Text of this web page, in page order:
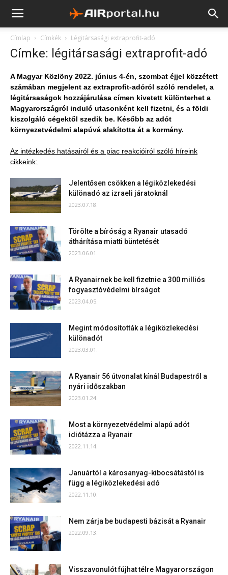
Címlap Címkék Légitársasági extraprofit-adó
Címke: légitársasági extraprofit-adó
A Magyar Közlöny 2022. június 4-én, szombat éjjel közzétett
számában megjelent az extraprofit-adóról szóló rendelet, a
légitársaságok hozzájárulása címen kivetett különterhet a
Magyarországról induló utasonként kell fizetni, és a földi
kiszolgáló cégektől szedik be. Később az adót
környezetvédelmi alapúvá alakította át a kormány.
Az intézkedés hatásairól és a piac reakcióiról szóló híreink
cikkeink:
Jelentősen csökken a légiközlekedési
különadó az izraeli járatoknál
2023.07.18.
Törölte a bíróság a Ryanair utasadó
áthárítása miatti büntetését
2023.06.01.
A Ryanairnek be kell fizetnie a 300 milliós
fogyasztóvédelmi bírságot
2023.04.05.
Megint módosították a légiközlekedési
különadót
2023.03.01.
A Ryanair 56 útvonalat kínál Budapestről a
nyári időszakban
2023.01.24.
Most a környezetvédelmi alapú adót
idiótázza a Ryanair
2022.11.14.
Januártól a károsanyag-kibocsátástól is
függ a légiközlekedési adó
2022.11.10.
Nem zárja be budapesti bázisát a Ryanair
2022.09.13.
Visszavonulót fújhat télre Magyarországon